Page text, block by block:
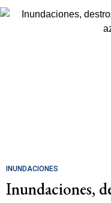
INUNDACIONES
Inundaciones,